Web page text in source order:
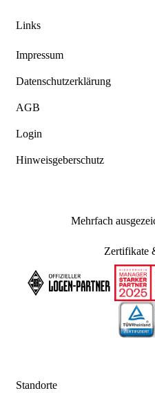
Links
Impressum
Datenschutzerklärung
AGB
Login
Hinweisgeberschutz
Mehrfach
Zertifikate
Standorte